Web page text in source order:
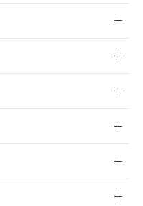
酸エステル類４
までの期間は出
ことから備考
した。
とがない限
愛しておりま